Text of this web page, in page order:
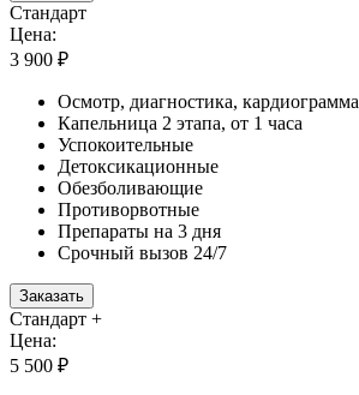
Стандарт
Цена:
3 900 ₽
Осмотр, диагностика, кардиограмма
Капельница 2 этапа, от 1 часа
Успокоительные
Детоксикационные
Обезболивающие
Противорвотные
Препараты на 3 дня
Срочный вызов 24/7
Заказать
Стандарт +
Цена:
5 500 ₽